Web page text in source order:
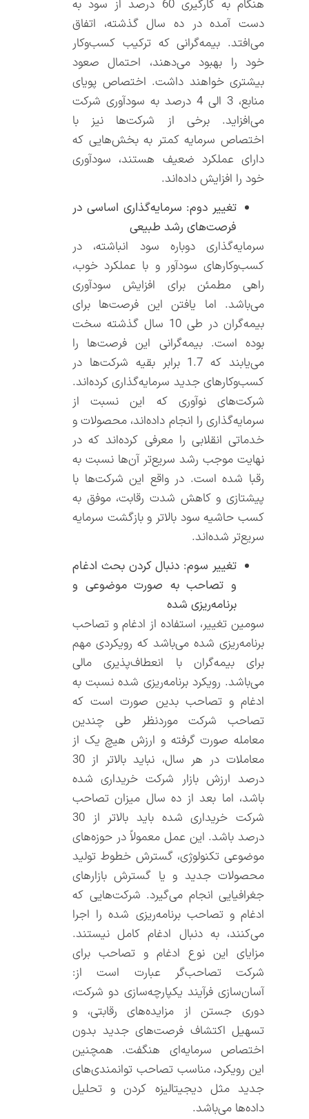
هنگام به کارگیری 60 درصد از سود به
دست آمده در ده سال گذشته، اتفاق
می‌افتد. بیمه‌گرانی که ترکیب کسب‌وکار
خود را بهبود می‌دهند، احتمال صعود
بیشتری خواهند داشت. اختصاص پویای
منابع، 3 الی 4 درصد به سودآوری شرکت
می‌افزاید. برخی از شرکت‌ها نیز با
اختصاص سرمایه کمتر به بخش‌هایی که
دارای عملکرد ضعیف هستند، سودآوری
خود را افزایش داده‌اند.
تغییر دوم: سرمایه‌گذاری اساسی در
فرصت‌های رشد طبیعی
سرمایه‌گذاری دوباره سود انباشته، در
کسب‌وکارهای سودآور و با عملکرد خوب،
راهی مطمئن برای افزایش سودآوری
می‌باشد. اما یافتن این فرصت‌ها برای
بیمه‌گران در طی 10 سال گذشته سخت
بوده است. بیمه‌گرانی این فرصت‌ها را
می‌یابند که 1.7 برابر بقیه شرکت‌ها در
کسب‌وکارهای جدید سرمایه‌گذاری کرده‌اند.
شرکت‌های نوآوری که این نسبت از
سرمایه‌گذاری را انجام داده‌اند، محصولات و
خدماتی انقلابی را معرفی کرده‌اند که در
نهایت موجب رشد سریع‌تر آن‌ها نسبت به
رقبا شده است. در واقع این شرکت‌ها با
پیشتازی و کاهش شدت رقابت، موفق به
کسب حاشیه سود بالاتر و بازگشت سرمایه
سریع‌تر شده‌اند.
تغییر سوم: دنبال کردن بحث ادغام
و تصاحب به صورت موضوعی و
برنامه‌ریزی شده
سومین تغییر، استفاده از ادغام و تصاحب
برنامه‌ریزی شده می‌باشد که رویکردی مهم
برای بیمه‌گران با انعطاف‌پذیری مالی
می‌باشد. رویکرد برنامه‌ریزی شده نسبت به
ادغام و تصاحب بدین صورت است که
تصاحب شرکت موردنظر طی چندین
معامله صورت گرفته و ارزش هیچ یک از
معاملات در هر سال، نباید بالاتر از 30
درصد ارزش بازار شرکت خریداری شده
باشد، اما بعد از ده سال میزان تصاحب
شرکت خریداری شده باید بالاتر از 30
درصد باشد. این عمل معمولاً در حوزه‌های
موضوعی تکنولوژی، گسترش خطوط تولید
محصولات جدید و یا گسترش بازارهای
جغرافیایی انجام می‌گیرد. شرکت‌هایی که
ادغام و تصاحب برنامه‌ریزی شده را اجرا
می‌کنند، به دنبال ادغام کامل نیستند.
مزایای این نوع ادغام و تصاحب برای
شرکت تصاحب‌گر عبارت است از:
آسان‌سازی فرآیند یکپارچه‌سازی دو شرکت،
دوری جستن از مزایده‌های رقابتی، و
تسهیل اکتشاف فرصت‌های جدید بدون
اختصاص سرمایه‌ای هنگفت. همچنین
این رویکرد، مناسب تصاحب توانمندی‌های
جدید مثل دیجیتالیزه کردن و تحلیل
داده‌ها می‌باشد.